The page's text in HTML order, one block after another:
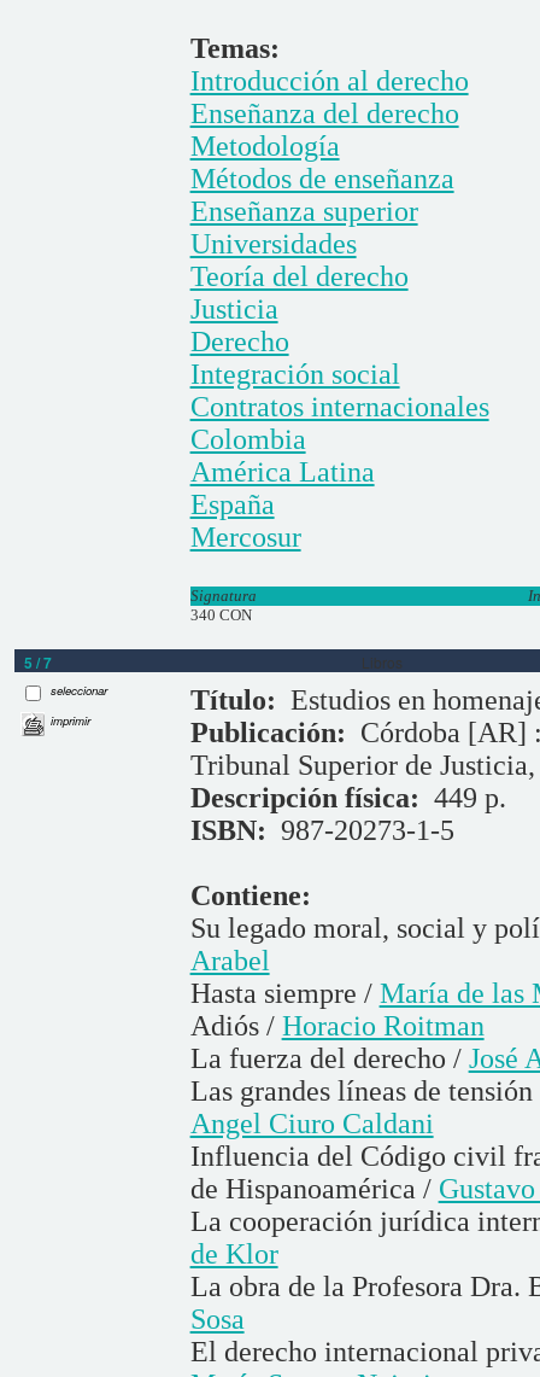
Temas:
Introducción al derecho
Enseñanza del derecho
Metodología
Métodos de enseñanza
Enseñanza superior
Universidades
Teoría del derecho
Justicia
Derecho
Integración social
Contratos internacionales
Colombia
América Latina
España
Mercosur
Signatura
340 CON
5 / 7 Libros
seleccionar
imprimir
Título: Estudios en
Publicación: Córdoba [AR]
Tribunal Superior de
Descripción física: 449 p.
ISBN: 987-20273-1-5
Contiene:
Su legado moral, social y
Arabel
Hasta siempre / María de las
Adiós / Horacio Roitman
La fuerza del derecho / José
Las grandes líneas de
Angel Ciuro Caldani
Influencia del Código civil
de Hispanoamérica /
La cooperación jurídica
de Klor
La obra de la Profesora
Sosa
El derecho internacional